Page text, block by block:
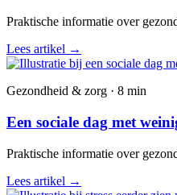
Praktische informatie over
Lees artikel →
Gezondheid & zorg · 8 min
Een sociale dag met
Praktische informatie over
Lees artikel →